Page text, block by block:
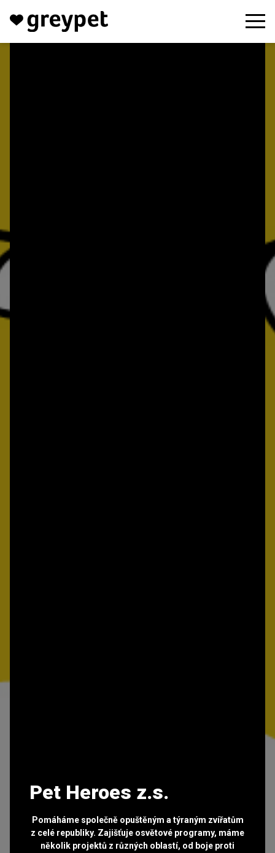
Pet Heroes z.s.
Pomáháme společně opuštěným a týraným zvířatům
z celé republiky. Zajišťuje osvětové programy, máme
několik projektů z různých oblastí, od boje proti